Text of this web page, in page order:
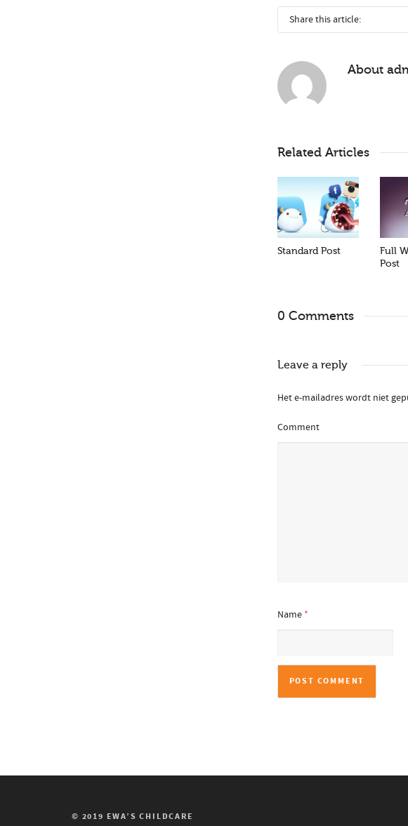
Share this article:
About
Related Articles
Standard Post
Full
Post
0 Comments
Leave a reply
Het e-mailadres wordt niet
Comment
Name *
© 2019 EWA’S CHILDCARE